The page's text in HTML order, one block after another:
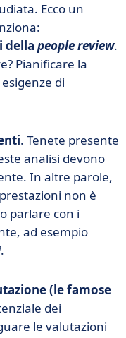
Ecco un
della people review.
Pianificare la
di
. Tenete presente
analisi devono
In altre parole,
non è
parlare con i
ad esempio
.
(le famose
dei
le valutazioni